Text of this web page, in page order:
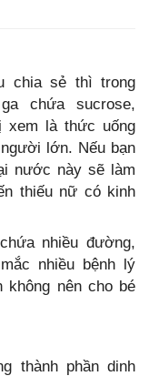
chia sẻ thì trong
chứa sucrose,
xem là thức uống
lớn. Nếu bạn
nước này sẽ làm
thiếu nữ có kinh
nhiều đường,
nhiều bệnh lý
nên cho bé
thành phần dinh